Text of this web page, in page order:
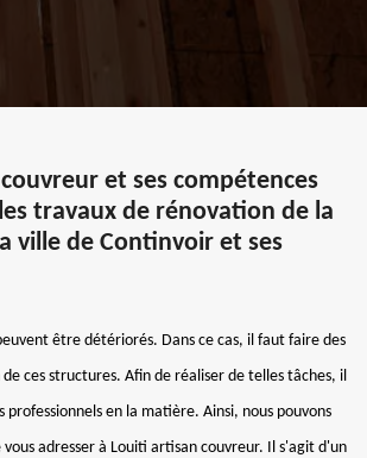
et ses compétences
travaux de rénovation de la
ville de Continvoir et ses
être détériorés. Dans ce cas, il faut faire des
ces structures. Afin de réaliser de telles tâches, il
en la matière. Ainsi, nous pouvons
adresser à Louiti artisan couvreur. Il s'agit d'un